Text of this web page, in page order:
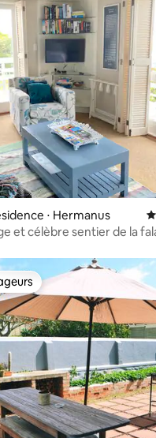
⋅ Hermanus
et célèbre sentier de la